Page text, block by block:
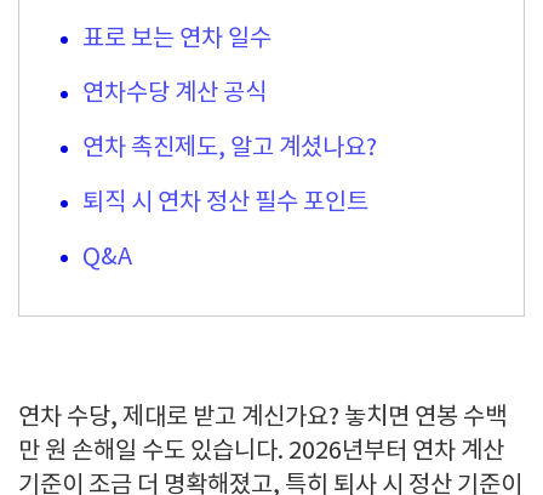
표로 보는 연차 일수
연차수당 계산 공식
연차 촉진제도, 알고 계셨나요?
퇴직 시 연차 정산 필수 포인트
Q&A
연차 수당, 제대로 받고 계신가요? 놓치면 연봉 수백
만 원 손해일 수도 있습니다. 2026년부터 연차 계산
기준이 조금 더 명확해졌고, 특히 퇴사 시 정산 기준이